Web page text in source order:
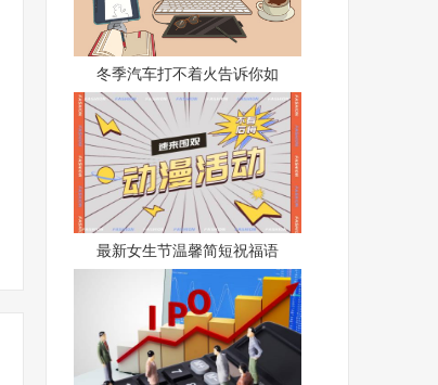
冬季汽车打不着火告诉你如
最新女生节温馨简短祝福语